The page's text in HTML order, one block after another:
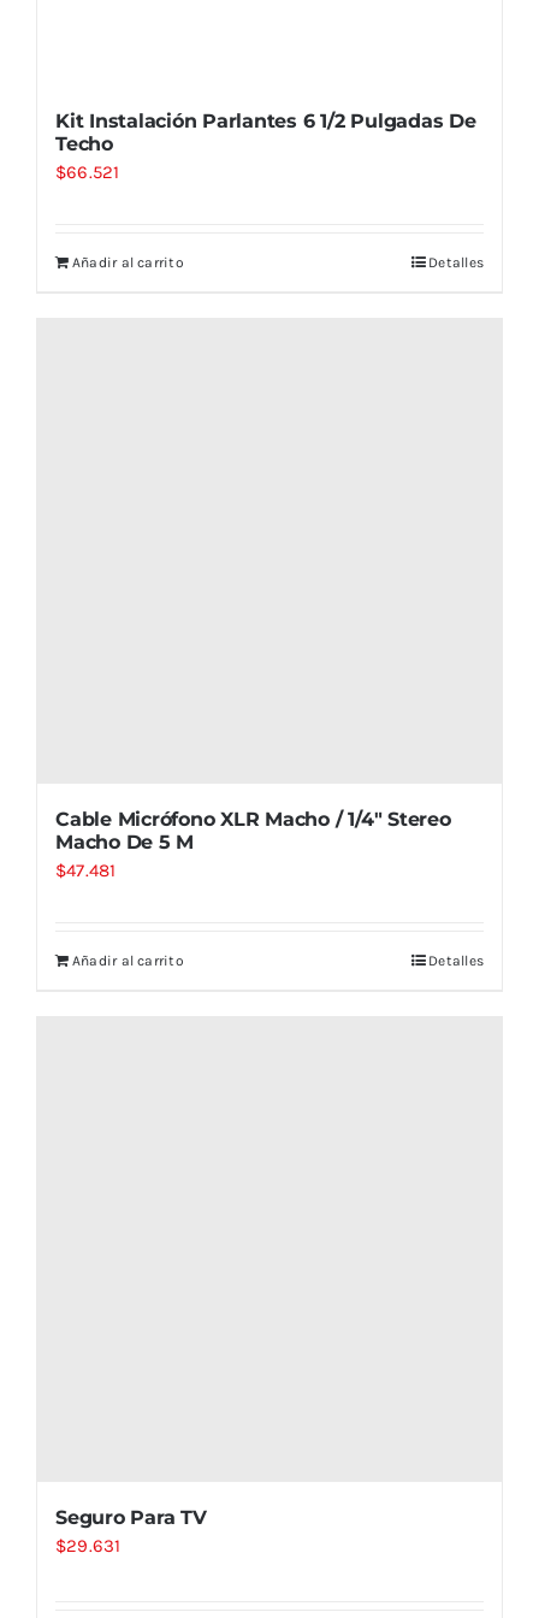
Kit Instalación Parlantes 6 1/2 Pulgadas De
Techo
$66.521
Añadir al carrito Detalles
Cable Micrófono XLR Macho / 1/4″ Stereo
Macho De 5 M
$47.481
Añadir al carrito Detalles
Seguro Para TV
$29.631